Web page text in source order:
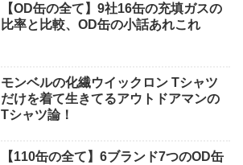
【OD缶の全て】9社16缶の充填ガスの
比率と比較、OD缶の小話あれこれ
モンベルの化繊ウイックロン Tシャツ
だけを着て生きてるアウトドアマンの
Tシャツ論！
【110缶の全て】6ブランド7つのOD缶